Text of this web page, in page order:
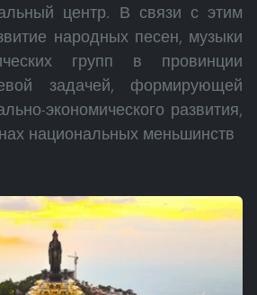
центр. В связи с этим
народных песен, музыки
групп в провинции
задачей, формирующей
экономического развития,
национальных меньшинств